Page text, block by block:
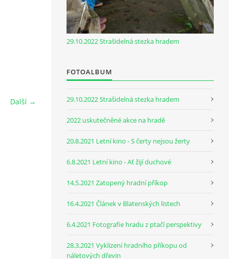
Další →
29.10.2022 Strašidelná stezka hradem
FOTOALBUM
29.10.2022 Strašidelná stezka hradem
2022 uskutečněné akce na hradě
20.8.2021 Letní kino - S čerty nejsou žerty
6.8.2021 Letní kino - Ať žijí duchové
14.5.2021 Zatopený hradní příkop
16.4.2021 Článek v Blatenských listech
6.4.2021 Fotografie hradu z ptačí perspektivy
28.3.2021 Vyklizení hradního příkopu od
náletových dřevin